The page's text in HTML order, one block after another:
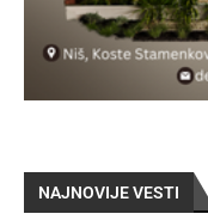
NAJNOVIJE VESTI